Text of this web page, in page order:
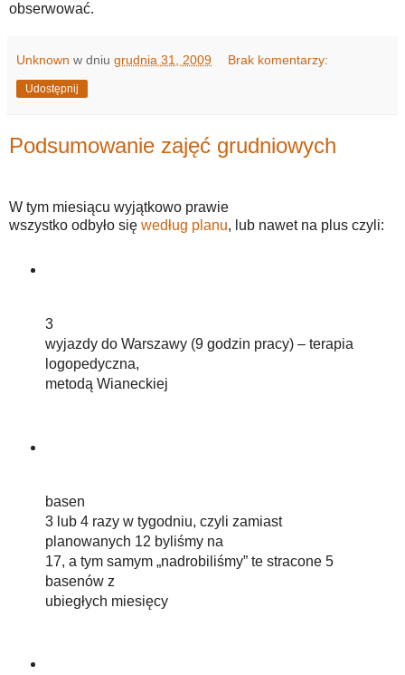
obserwować.
Unknown w dniu grudnia 31, 2009 Brak komentarzy:
Udostępnij
Podsumowanie zajęć grudniowych
W tym miesiącu wyjątkowo prawie
wszystko odbyło się według planu, lub nawet na plus czyli:
3
wyjazdy do Warszawy (9 godzin pracy) – terapia
logopedyczna,
metodą Wianeckiej
basen
3 lub 4 razy w tygodniu, czyli zamiast
planowanych 12 byliśmy na
17, a tym samym „nadrobiliśmy” te stracone 5
basenów z
ubiegłych miesięcy